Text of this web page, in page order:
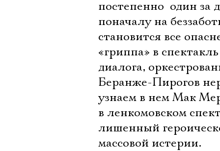
постепенно  один
поначалу на
становится все
«гриппа» в
диалога,
Беранже-Пирогов
узнаем в нем Мак
в ленкомовском
лишенный
массовой истерии.